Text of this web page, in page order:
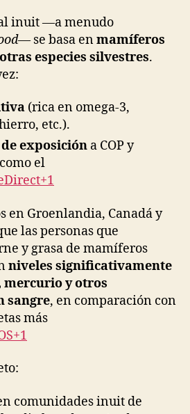
inuit —a menudo
— se basa enmamíferos
especies silvestres.
(rica en omega-3,
etc.).
exposición a COP y
el
en Groenlandia, Canadá y
las personas que
y grasa de mamíferos
niveles significativamente
mercurio y otros
sangre, en comparación con
más
comunidades inuit de